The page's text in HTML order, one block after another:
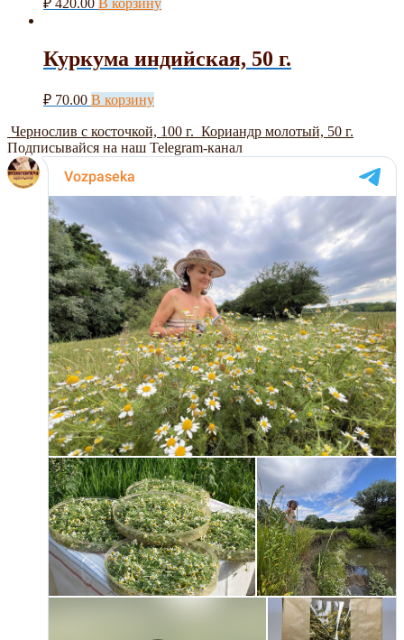
₽ 420.00 В корзину
Куркума индийская, 50 г.
₽ 70.00 В корзину
Чернослив с косточкой, 100 г. Кориандр молотый, 50 г.
Подписывайся на наш Telegram-канал